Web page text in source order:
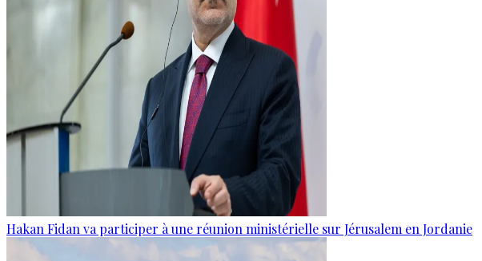
Hakan Fidan va participer à une réunion ministérielle sur Jérusalem en Jordanie